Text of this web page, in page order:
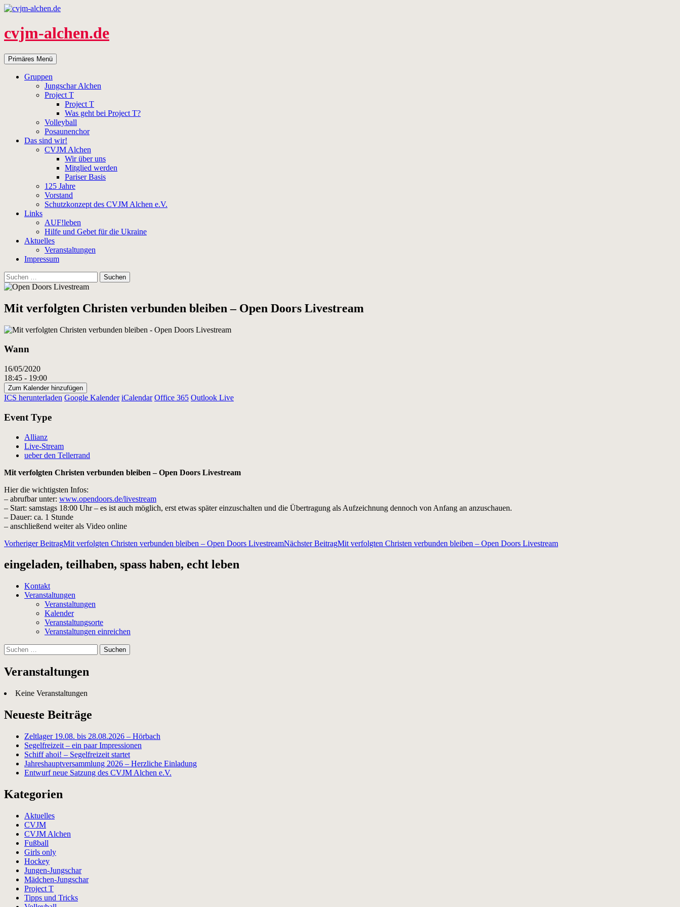
Zum
springen
cvjm-alchen.de
Suchen
Primäres Menü
Gruppen
Jungschar Alchen
Project T
Project T
Was geht bei Project T?
Volleyball
Posaunenchor
Das sind wir!
CVJM Alchen
Wir über uns
Mitglied werden
Pariser Basis
125 Jahre
Vorstand
Schutzkonzept des CVJM Alchen e.V.
Links
AUF!leben
Hilfe und Gebet für die Ukraine
Aktuelles
Veranstaltungen
Impressum
Suchen
nach:
Mit verfolgten Christen verbunden bleiben – Open Doors Livestream
Wann
16/05/2020
18:45 - 19:00
Zum Kalender hinzufügen
ICS herunterladen Google Kalender iCalendar Office 365 Outlook Live
Event Type
Allianz
Live-Stream
ueber den Tellerrand
Mit verfolgten Christen verbunden bleiben – Open Doors Livestream
Hier die wichtigsten Infos:
– abrufbar unter: www.opendoors.de/livestream
– Start: samstags 18:00 Uhr – es ist auch möglich, erst etwas später einzuschalten und die Übertragung als Aufzeichnung dennoch von Anfang an anzuschauen.
– Dauer: ca. 1 Stunde
– anschließend weiter als Video online
Beitragsnavigation
Vorheriger BeitragMit verfolgten Christen verbunden bleiben – Open Doors LivestreamNächster BeitragMit verfolgten Christen verbunden bleiben – Open Doors Livestream
eingeladen, teilhaben, spass haben, echt leben
Kontakt
Veranstaltungen
Veranstaltungen
Kalender
Veranstaltungsorte
Veranstaltungen einreichen
Suchen
nach:
Veranstaltungen
Keine Veranstaltungen
Neueste Beiträge
Zeltlager 19.08. bis 28.08.2026 – Hörbach
Segelfreizeit – ein paar Impressionen
Schiff ahoi! – Segelfreizeit startet
Jahreshauptversammlung 2026 – Herzliche Einladung
Entwurf neue Satzung des CVJM Alchen e.V.
Kategorien
Aktuelles
CVJM
CVJM Alchen
Fußball
Girls only
Hockey
Jungen-Jungschar
Mädchen-Jungschar
Project T
Tipps und Tricks